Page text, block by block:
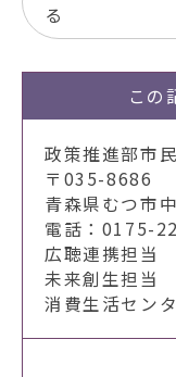
る
この
政策推進部市
〒035-8686
青森県むつ市
電話：0175-
広聴連携担当
未来創生担当
消費生活セン